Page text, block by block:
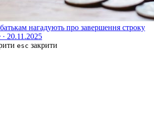
нагадують про завершення строку
· 20.11.2025
esc закрити